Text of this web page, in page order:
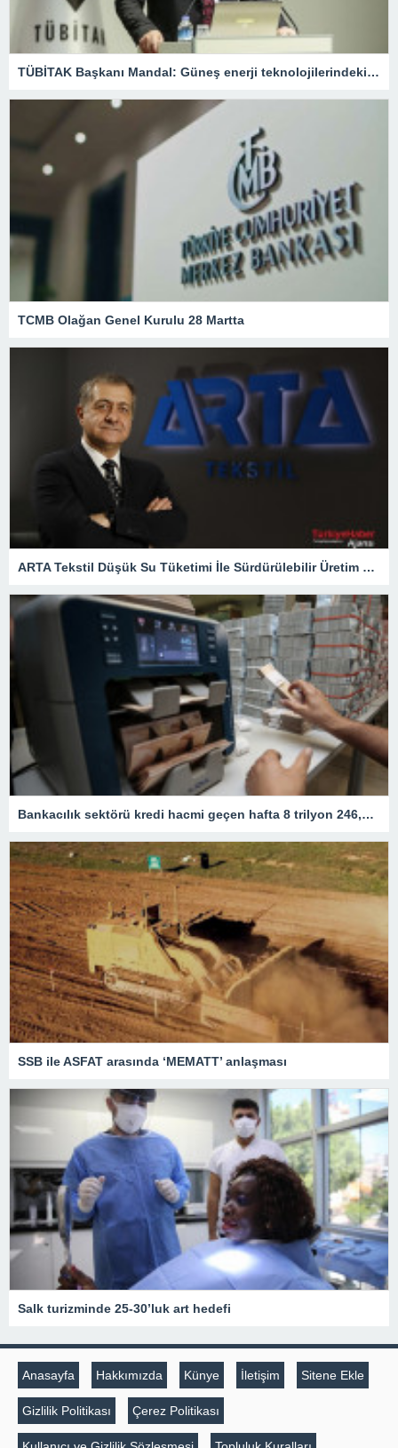
TÜBİTAK Başkanı Mandal: Güneş enerji teknolojilerindeki yenilikçi yönelimleri destekliyoruz
TCMB Olağan Genel Kurulu 28 Martta
ARTA Tekstil Düşük Su Tüketimi İle Sürdürülebilir Üretim Yapıyor – Ekonomi
Bankacılık sektörü kredi hacmi geçen hafta 8 trilyon 246,7 milyar lira oldu
SSB ile ASFAT arasında ‘MEMATT’ anlaşması
Salk turizminde 25-30’luk art hedefi
Anasayfa Hakkımızda Künye İletişim Sitene Ekle
Gizlilik Politikası Çerez Politikası